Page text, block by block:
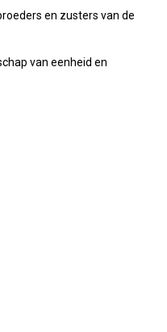
en zusters van de
van eenheid en